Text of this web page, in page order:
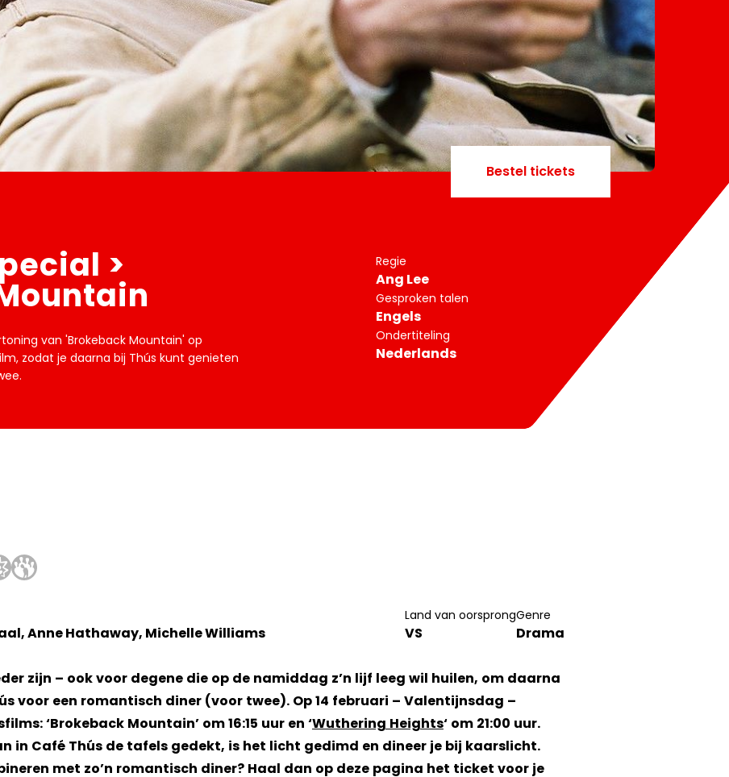
Bestel tickets
>
van 'Brokeback Mountain' op
zodat je daarna bij Thús kunt genieten
Regie
Ang Lee
Gesproken talen
Engels
Ondertiteling
Nederlands
Anne Hathaway, Michelle Williams
Land van oorsprong
VS
Genre
Drama
zijn – ook voor degene die op de namiddag z’n lijf leeg wil huilen, om daarna
voor een romantisch diner (voor twee). Op 14 februari – Valentijnsdag –
‘Brokeback Mountain’ om 16:15 uur en ‘Wuthering Heights‘ om 21:00 uur.
in Café Thús de tafels gedekt, is het licht gedimd en dineer je bij kaarslicht.
met zo’n romantisch diner? Haal dan op deze pagina het ticket voor je